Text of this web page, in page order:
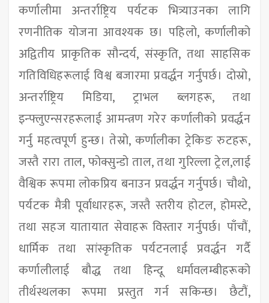
कर्णालीमा अन्तर्राष्ट्रिय पर्यटक भित्र्याउनका लागि
रणनीतिक योजना आवश्यक छ। पहिलो, कर्णालीको
अद्वितीय प्राकृतिक सौन्दर्य, संस्कृति, तथा साहसिक
गतिविधिहरूलाई विश्व बजारमा प्रवर्द्धन गर्नुपर्छ। दोस्रो,
अन्तर्राष्ट्रिय मिडिया, ट्राभल ब्लगहरू, तथा
इन्फ्लुएन्सरहरूलाई आमन्त्रण गरेर कर्णालीको प्रवर्द्धन
गर्नु महत्वपूर्ण हुन्छ। तेस्रो, कर्णालीका ट्रेकिङ रुटहरू,
जस्तै रारा ताल, फोक्सुन्डो ताल, तथा गुरिल्ला ट्रेल,लाई
वैश्विक रूपमा लोकप्रिय बनाउन प्रवर्द्धन गर्नुपर्छ। चौथो,
पर्यटक मैत्री पूर्वाधारहरू, जस्तै स्तरीय होटल, होमस्टे,
तथा सहज यातायात सेवाहरू विस्तार गर्नुपर्छ। पाँचौं,
धार्मिक तथा सांस्कृतिक पर्यटनलाई प्रवर्द्धन गर्दै
कर्णालीलाई बौद्ध तथा हिन्दू धर्मावलम्बीहरूको
तीर्थस्थलका रूपमा प्रस्तुत गर्न सकिन्छ। छैटौं,